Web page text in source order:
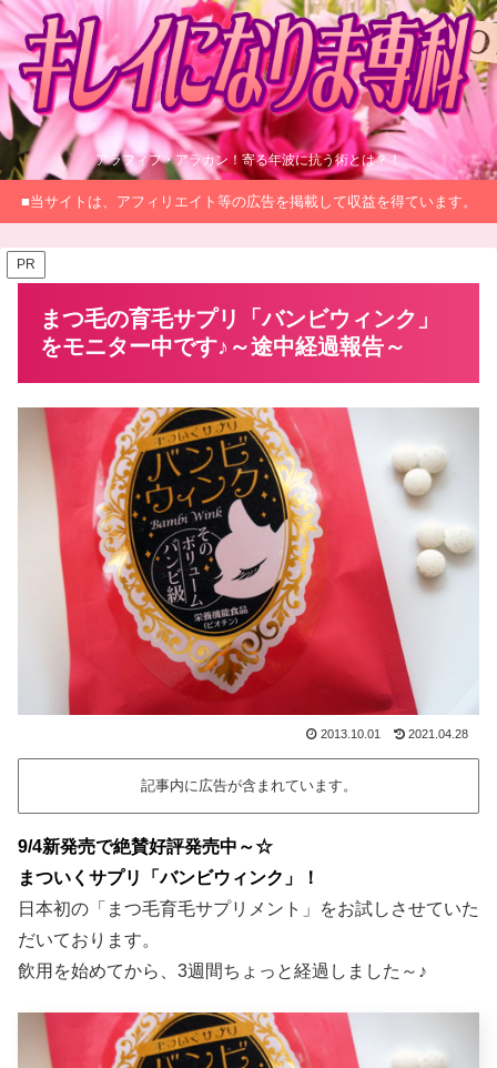
アラフィフ・アラカン！寄る年波に抗う術とは？！
■当サイトは、アフィリエイト等の広告を掲載して収益を得ています。
PR
まつ毛の育毛サプリ「バンビウィンク」
をモニター中です♪～途中経過報告～
2013.10.01 2021.04.28
記事内に広告が含まれています。
9/4新発売で絶賛好評発売中～☆
まついくサプリ「バンビウィンク」！
日本初の「まつ毛育毛サプリメント」をお試しさせていた
だいております。
飲用を始めてから、3週間ちょっと経過しました～♪